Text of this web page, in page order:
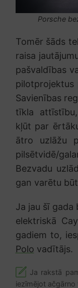
Porsche
Tomēr šāds
raisa
pašvaldības
pilotprojektus
Savienības
tīkla
kļūt par
ātro uzlāžu
pilsētvidē/
Bezvadu
gan varētu
Ja jau šī gada
elektriskā
gadiem to,
Polo vadītājs.
Ja rakstā
iezīmējot